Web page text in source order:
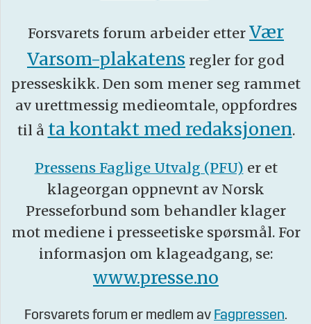
Forsvarets forum arbeider etter Vær
Varsom-plakatens regler for god
presseskikk. Den som mener seg rammet
av urettmessig medieomtale, oppfordres
til å ta kontakt med redaksjonen.
Pressens Faglige Utvalg (PFU) er et
klageorgan oppnevnt av Norsk
Presseforbund som behandler klager
mot mediene i presseetiske spørsmål. For
informasjon om klageadgang, se:
www.presse.no
Forsvarets forum er medlem av Fagpressen.